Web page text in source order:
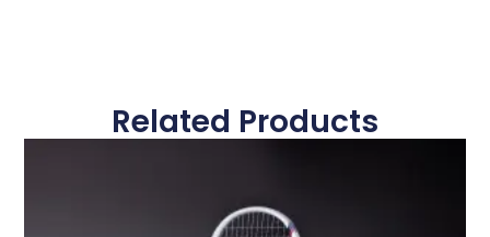
Related Products